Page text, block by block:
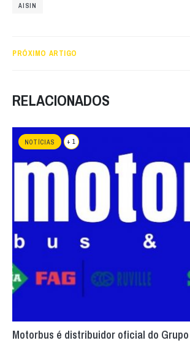
AISIN
PRÓXIMO ARTIGO
RELACIONADOS
NOTÍCIAS + 1
Motorbus é distribuidor oficial do